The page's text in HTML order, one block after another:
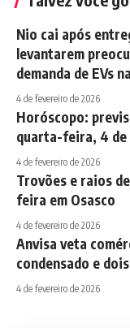
Nio cai após
levantarem
demanda de EVs
4 de fevereiro de 2026
Horóscopo:
quarta-feira, 4
4 de fevereiro de 2026
Trovões e raios
feira em Osasco
4 de fevereiro de 2026
Anvisa veta
condensado e
4 de fevereiro de 2026